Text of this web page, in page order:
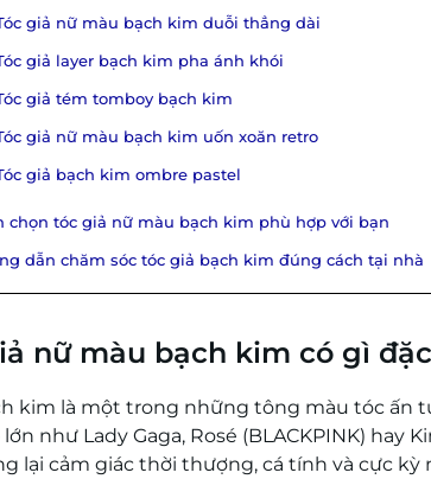
giả nữ màu bạch kim duỗi thẳng dài
giả layer bạch kim pha ánh khói
giả tém tomboy bạch kim
giả nữ màu bạch kim uốn xoăn retro
giả bạch kim ombre pastel
chọn tóc giả nữ màu bạch kim phù hợp với bạn
dẫn chăm sóc tóc giả bạch kim đúng cách tại nhà
nữ màu bạch kim có gì
kim là một trong những tông màu tóc ấn
như Lady Gaga, Rosé (BLACKPINK) hay
lại cảm giác thời thượng, cá tính và cực kỳ